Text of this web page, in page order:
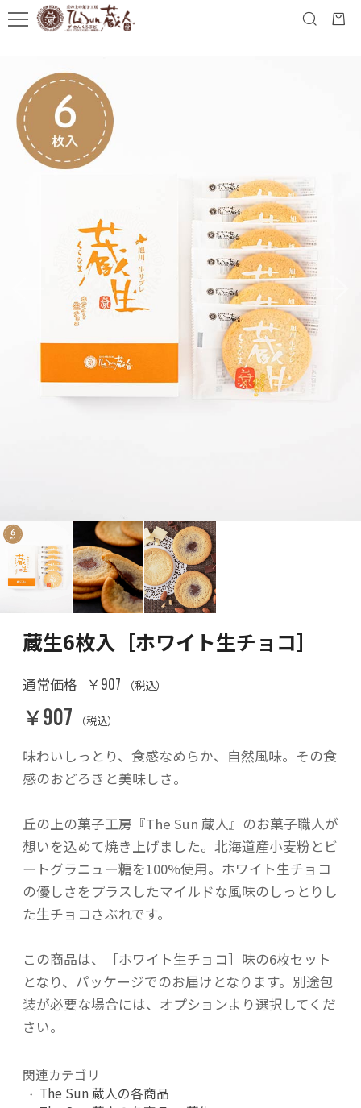
蔵生6枚入［ホワイト生チョコ］
通常価格 ￥907 （税込）
￥907 （税込）
味わいしっとり、食感なめらか、自然風味。その食
感のおどろきと美味しさ。
丘の上の菓子工房『The Sun 蔵人』のお菓子職人が
想いを込めて焼き上げました。北海道産小麦粉とビ
ートグラニュー糖を100%使用。ホワイト生チョコ
の優しさをプラスしたマイルドな風味のしっとりし
た生チョコさぶれです。
この商品は、［ホワイト生チョコ］味の6枚セット
となり、パッケージでのお届けとなります。別途包
装が必要な場合には、オプションより選択してくだ
さい。
関連カテゴリ
The Sun 蔵人の各商品